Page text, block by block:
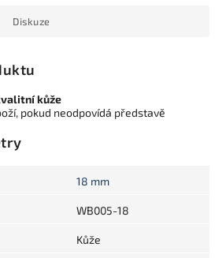
Diskuze
kůže
pokud neodpovídá představě
18 mm
WB005-18
Kůže